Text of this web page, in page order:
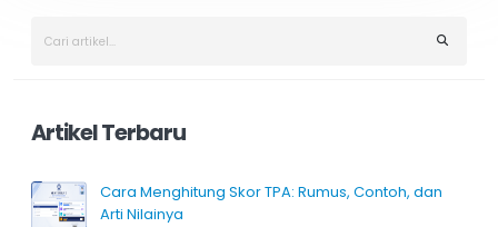
Artikel Terbaru
Cara Menghitung Skor TPA: Rumus, Contoh, dan
Arti Nilainya